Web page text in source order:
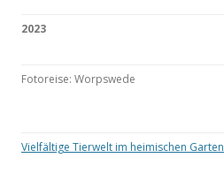
2023
Fotoreise: Worpswede
Vielfältige Tierwelt im heimischen Garten